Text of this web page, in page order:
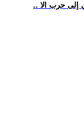
إلى حرب الا